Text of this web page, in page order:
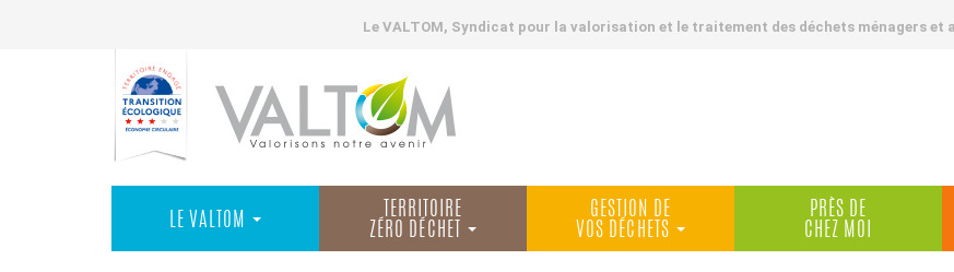
Le VALTOM, Syndicat pour la valorisation et le traitement des déchets ménagers et
LE VALTOM
TERRITOIRE
ZÉRO DÉCHET
GESTION DE
VOS DÉCHETS
PRÈS DE
CHEZ MOI